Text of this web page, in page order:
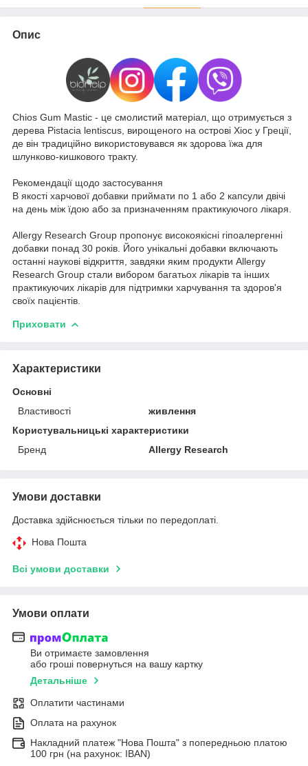
Опис
Chios Gum Mastic - це смолистий матеріал, що отримується з
дерева Pistacia lentiscus, вирощеного на острові Хіос у Греції,
де він традиційно використовувався як здорова їжа для
шлунково-кишкового тракту.
Рекомендації щодо застосування
В якості харчової добавки приймати по 1 або 2 капсули двічі
на день між їдою або за призначенням практикуючого лікаря.
Allergy Research Group пропонує високоякісні гіпоалергенні
добавки понад 30 років. Його унікальні добавки включають
останні наукові відкриття, завдяки яким продукти Allergy
Research Group стали вибором багатьох лікарів та інших
практикуючих лікарів для підтримки харчування та здоров'я
своїх пацієнтів.
Приховати
Характеристики
Основні
Властивості
живлення
Користувальницькі характеристики
Бренд
Allergy Research
Умови доставки
Доставка здійснюється тільки по передоплаті.
Нова Пошта
Всі умови доставки
Умови оплати
Ви отримаєте замовлення
або гроші повернуться на вашу картку
Детальніше
Оплатити частинами
Оплата на рахунок
Накладний платеж "Нова Пошта" з попередньою платою
100 грн (на рахунок: IBAN)